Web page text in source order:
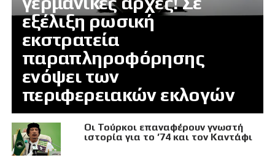
εξέλιξη ρωσική
εκστρατεία
παραπληροφόρησης
ενόψει των
περιφερειακών εκλογών
Οι Τούρκοι επαναφέρουν γνωστή
ιστορία για το ’74 και τον Καντάφι